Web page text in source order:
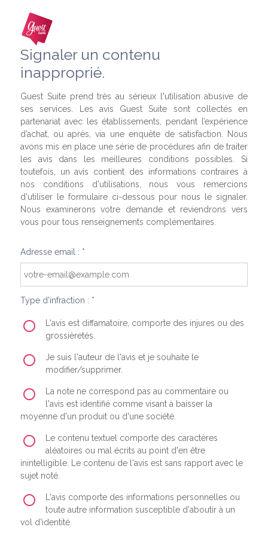
Signaler un contenu
inapproprié.
Guest Suite prend très au sérieux l'utilisation abusive de
ses services. Les avis Guest Suite sont collectés en
partenariat avec les établissements, pendant l’expérience
d’achat, ou après, via une enquête de satisfaction. Nous
avons mis en place une série de procédures afin de traiter
les avis dans les meilleures conditions possibles. Si
toutefois, un avis contient des informations contraires à
nos conditions d'utilisations, nous vous remercions
d'utiliser le formulaire ci-dessous pour nous le signaler.
Nous examinerons votre demande et reviendrons vers
vous pour tous renseignements complémentaires.
Adresse email : *
Type d'infraction : *
L'avis est diffamatoire, comporte des injures ou des
grossièretés.
Je suis l'auteur de l'avis et je souhaite le
modifier/supprimer.
La note ne correspond pas au commentaire ou
l'avis est identifié comme visant à baisser la
moyenne d'un produit ou d'une société.
Le contenu textuel comporte des caractères
aléatoires ou mal écrits au point d'en être
inintelligible. Le contenu de l'avis est sans rapport avec le
sujet noté.
L'avis comporte des informations personnelles ou
toute autre information susceptible d'aboutir à un
vol d'identité.